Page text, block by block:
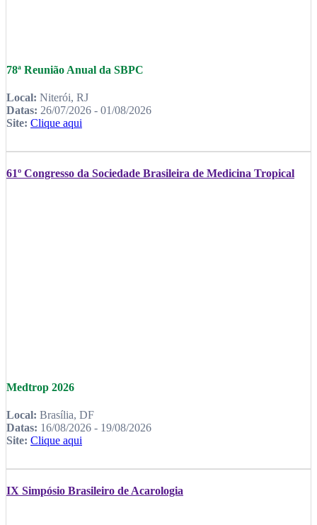
78ª Reunião Anual da SBPC
Local: Niterói, RJ
Datas: 26/07/2026 - 01/08/2026
Site: Clique aqui
61º Congresso da Sociedade Brasileira de Medicina Tropical
Medtrop 2026
Local: Brasília, DF
Datas: 16/08/2026 - 19/08/2026
Site: Clique aqui
IX Simpósio Brasileiro de Acarologia